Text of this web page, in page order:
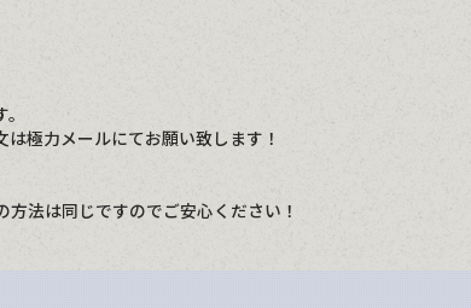
極力メールにてお願い致します！
法は同じですのでご安心ください！